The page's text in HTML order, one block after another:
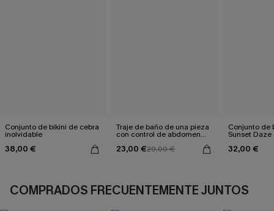
Conjunto de bikini de cebra
inolvidable
38,00 €
Traje de baño de una pieza
con control de abdomen
23,00 €29,00 €
Conjunto de
Sunset Daze
32,00 €
COMPRADOS FRECUENTEMENTE JUNTOS